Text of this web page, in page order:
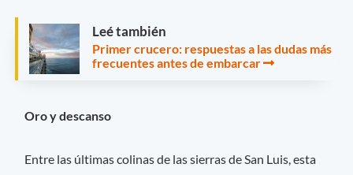
Leé también
Primer crucero: respuestas a las dudas más
frecuentes antes de embarcar
Oro y descanso
Entre las últimas colinas de las sierras de San Luis, esta